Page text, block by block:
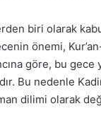
biri olarak
önemi,
göre, bu gece
Bu nedenle
dilimi olarak